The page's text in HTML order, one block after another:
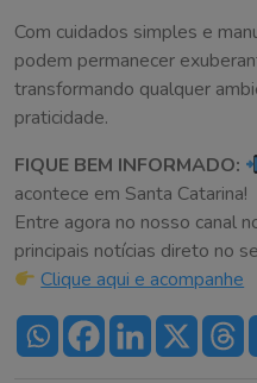
Com cuidados simples e
podem permanecer
transformando qualquer
praticidade.
FIQUE BEM INFORMADO:
acontece em Santa Catarina!
Entre agora no nosso canal
principais notícias direto no
Clique aqui e acompanhe